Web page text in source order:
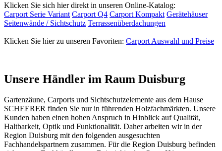
Klicken Sie sich hier direkt in unseren Online-Katalog:
Carport Serie Variant Carport Q4 Carport Kompakt Gerätehäuser
Seitenwände / Sichtschutz Terrassenüberdachungen
Klicken Sie hier zu unseren Favoriten: Carport Auswahl und Preise
Unsere Händler im Raum Duisburg
Gartenzäune, Carports und Sichtschutzelemente aus dem Hause
SCHEERER finden Sie nur in führenden Holzfachmärkten. Unsere
Kunden haben einen hohen Anspruch in Hinblick auf Qualität,
Haltbarkeit, Optik und Funktionalität. Daher arbeiten wir in der
Region Duisburg mit den folgenden ausgesuchten
Fachhandelspartnern zusammen. Für die Region Duisburg befinden